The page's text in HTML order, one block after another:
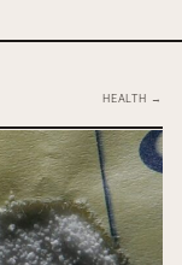
HEALTH →